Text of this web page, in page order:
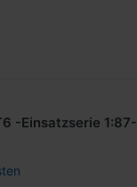
-Einsatzserie 1:87-